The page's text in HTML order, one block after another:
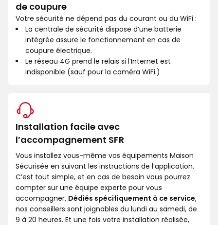
de coupure
Votre sécurité ne dépend pas du courant ou du WiFi :
La centrale de sécurité dispose d’une batterie
intégrée assure le fonctionnement en cas de
coupure électrique.
Le réseau 4G prend le relais si l’Internet est
indisponible (sauf pour la caméra WiFi.)
Installation facile avec
l’accompagnement SFR
Vous installez vous-même vos équipements Maison
Sécurisée en suivant les instructions de l’application.
C’est tout simple, et en cas de besoin vous pourrez
compter sur une équipe experte pour vous
accompagner. Dédiés spécifiquement à ce service,
nos conseillers sont joignables du lundi au samedi, de
9 à 20 heures. Et une fois votre installation réalisée,